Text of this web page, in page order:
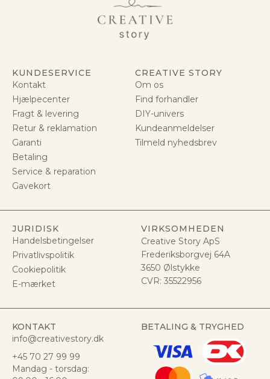
KUNDESERVICE
Kontakt
Hjælpecenter
Fragt & levering
Retur & reklamation
Garanti
Betaling
Service & reparation
Gavekort
CREATIVE STORY
Om os
Find forhandler
DIY-univers
Kundeanmeldelser
Tilmeld nyhedsbrev
JURIDISK
Handelsbetingelser
Privatlivspolitik
Cookiepolitik
E-mærket
VIRKSOMHEDEN
Creative Story ApS
Frederiksborgvej 64A
3650 Ølstykke
CVR: 35522956
KONTAKT
info@creativestory.dk
+45 70 27 99 99
Mandag - torsdag:
BETALING & TRYGHED